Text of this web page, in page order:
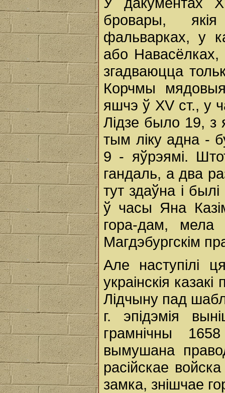
бровары,
фальварках, у
або Навасёлках,
згадваюцца
Корчмы
яшчэ ў XV ст., у
Лідзе было 19, з
тым ліку адна -
9 - яўрэямі.
гандаль, а два
тут здаўна і
ў часы Яна
гора-дам, мела
Магдэбургскім
Але наступілі
украінскія
Лідчыну пад
г. эпiдэмiя
грамнiчны
вымушана
расiйскае
замка, знiшчае